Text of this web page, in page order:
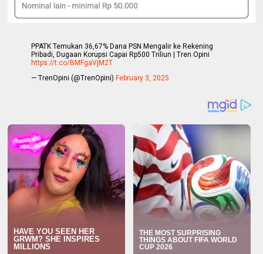
PPATK Temukan 36,67% Dana PSN Mengalir ke Rekening
Pribadi, Dugaan Korupsi Capai Rp500 Triliun | Tren Opini
https://t.co/BMFgaVjM2T
— TrenOpini (@TrenOpini)February 3, 2025